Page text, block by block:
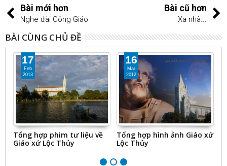
Bài mới hơn
Nghe đài Công Giáo
Bài cũ hơn
Xa nhà...
BÀI CÙNG CHỦ ĐỀ
17
Feb
2013
Tổng hợp phim tư liệu về
Giáo xứ Lộc Thủy
16
Mar
2012
Tổng hợp hình ảnh Giáo xứ
Lộc Thủy